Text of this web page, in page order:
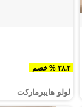
٣٨.٢ % خصم
لولو هايبرماركت